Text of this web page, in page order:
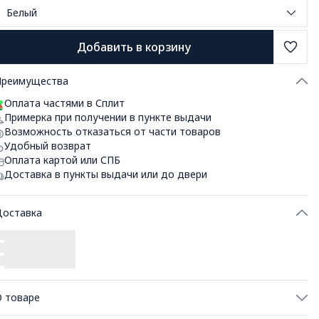
Белый
Добавить в корзину
Оплата частями в Сплит
Примерка при получении в пункте выдачи
Возможность отказаться от части товаров
Удобный возврат
Оплата картой или СПБ
Доставка в пункты выдачи или до двери
товаре